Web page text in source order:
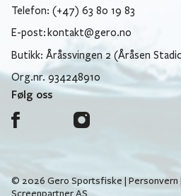
Telefon: (+47) 63 80 19 83
E-post: kontakt@gero.no
Butikk: Åråssvingen 2 (Åråsen
Org.nr. 934248910
Følg oss
© 2026 Gero Sportsfiske | Personvern